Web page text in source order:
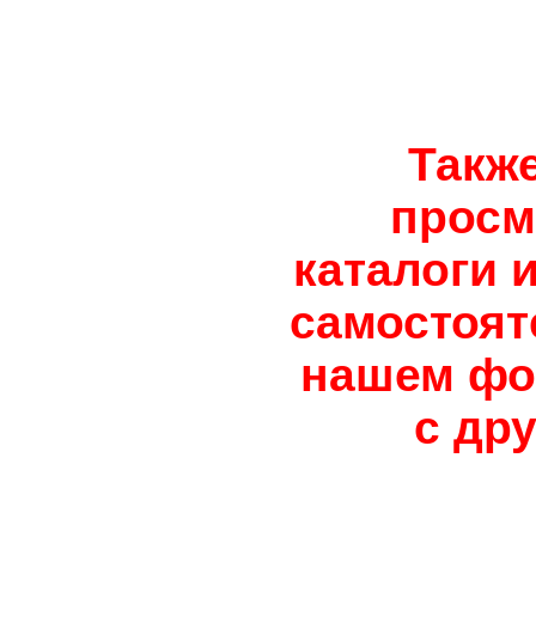
каталоги
нашем
с